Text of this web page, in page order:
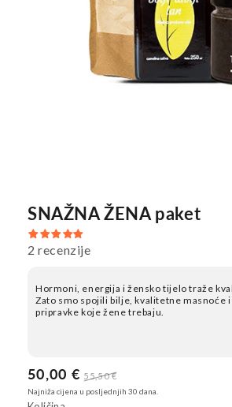
SNAŽNA ŽENA paket
2 recenzije
Hormoni, energija i žensko tijelo traže
Zato smo spojili bilje, kvalitetne masnoće
pripravke koje žene trebaju.
Cijena
na
sniženju
50,00 € Redovna
cijena
55,50 €
Najniža cijena u posljednjih 30 dana.